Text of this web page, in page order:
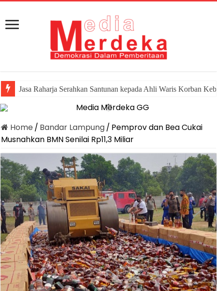
Jasa Raharja Serahkan Santunan kepada Ahli Waris Korban
Canangkan Desa TAPIS dan Luncurkan Sekolah Lansia di
Home / Bandar Lampung/ Pemprov dan Bea Cukai
Musnahkan BMN Senilai Rp11,3 Miliar